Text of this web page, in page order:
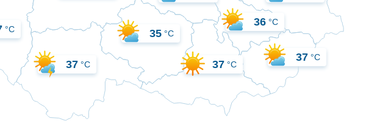
37 °C 37 °C
36 °C
°C 35 °C
37 °C